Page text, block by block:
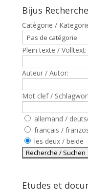
Bijus Recherche
Catègorie /
Plein texte / Volltext:
Auteur / Autor:
Mot clef /
allemand /
francais /
les deux / beide
Etudes et